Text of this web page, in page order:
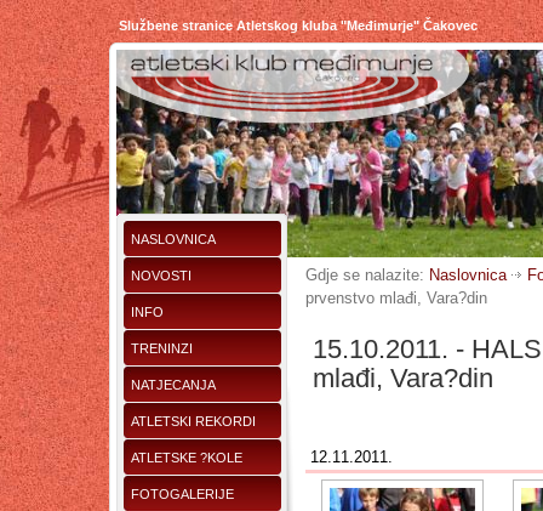
Službene stranice Atletskog kluba "Međimurje" Čakovec
NASLOVNICA
NOVOSTI
INFO
TRENINZI
NATJECANJA
ATLETSKI REKORDI
ATLETSKE ?KOLE
FOTOGALERIJE
Gdje se nalazite: Naslovnica
prvenstvo mlađi, Vara?din
15.10.2011. -
mlađi, Vara?din
12.11.2011.